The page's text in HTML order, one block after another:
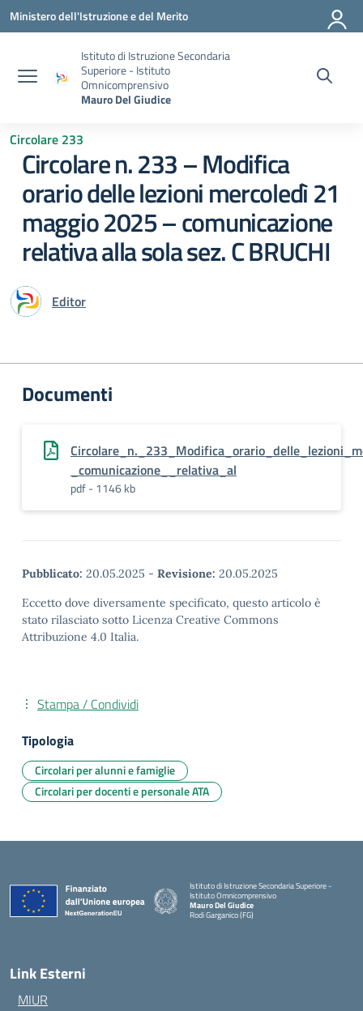
Vai ai contenuti
Vai al menu di navigazione
Vai al footer
Ministero dell'Istruzione e del Merito
Istituto di Istruzione Secondaria
Superiore - Istituto
Omnicomprensivo
Mauro Del Giudice
Circolare 233
Circolare n. 233 – Modifica
orario delle lezioni mercoledì 21
maggio 2025 – comunicazione
relativa alla sola sez. C BRUCHI
Editor
Documenti
_comunicazione__relativa_al
pdf - 1146 kb
Pubblicato: 20.05.2025 - Revisione: 20.05.2025
Eccetto dove diversamente specificato, questo articolo è
stato rilasciato sotto Licenza Creative Commons
Attribuzione 4.0 Italia.
Stampa / Condividi
Tipologia
Circolari per alunni e famiglie
Circolari per docenti e personale ATA
Istituto di Istruzione Secondaria Superiore -
Istituto Omnicomprensivo
Mauro Del Giudice
Rodi Garganico (FG)
— Visita la pagina iniziale della scuola
Link Esterni
MIUR